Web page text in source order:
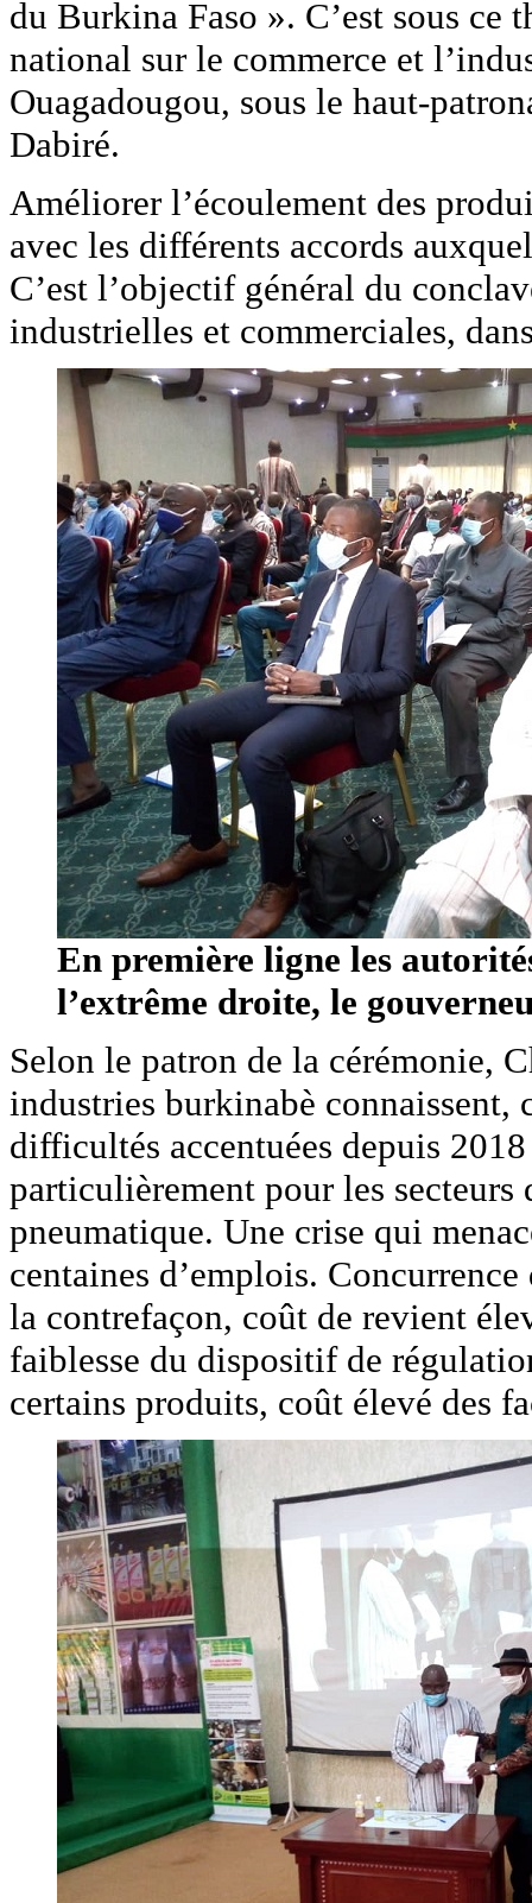
du Burkina Faso ». C’est sous ce
national sur le commerce et
Ouagadougou, sous le haut-
Dabiré.
Améliorer l’écoulement des
avec les différents accords
C’est l’objectif général du
industrielles et commerciales,
En première ligne les
l’extrême droite, le
Selon le patron de la cérémonie,
industries burkinabè connaissent,
difficultés accentuées depuis
particulièrement pour les
pneumatique. Une crise qui
centaines d’emplois.
la contrefaçon, coût de revient
faiblesse du dispositif de
certains produits, coût élevé des